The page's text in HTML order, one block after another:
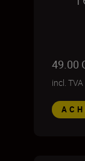
49.00
incl. TVA